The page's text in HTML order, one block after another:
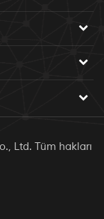
Ltd. Tüm hakları